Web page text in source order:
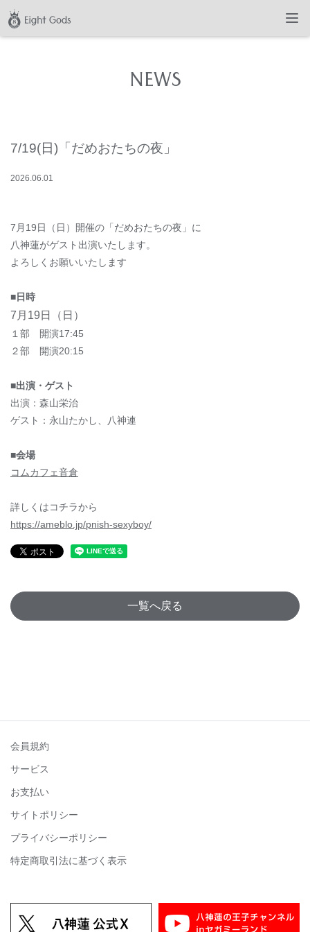
NEWS
7/19(日)「だめおたちの夜」
2026.06.01
7月19日（日）開催の「だめおたちの夜」に
八神蓮がゲスト出演いたします。
よろしくお願いいたします
■日時
7月19日（日）
１部 開演17:45
２部 開演20:15
■出演・ゲスト
出演：森山栄治
ゲスト：永山たかし、八神連
■会場
コムカフェ音倉
詳しくはコチラから
https://ameblo.jp/pnish-sexyboy/
一覧へ戻る
会員規約
サービス
お支払い
サイトポリシー
プライバシーポリシー
特定商取引法に基づく表示